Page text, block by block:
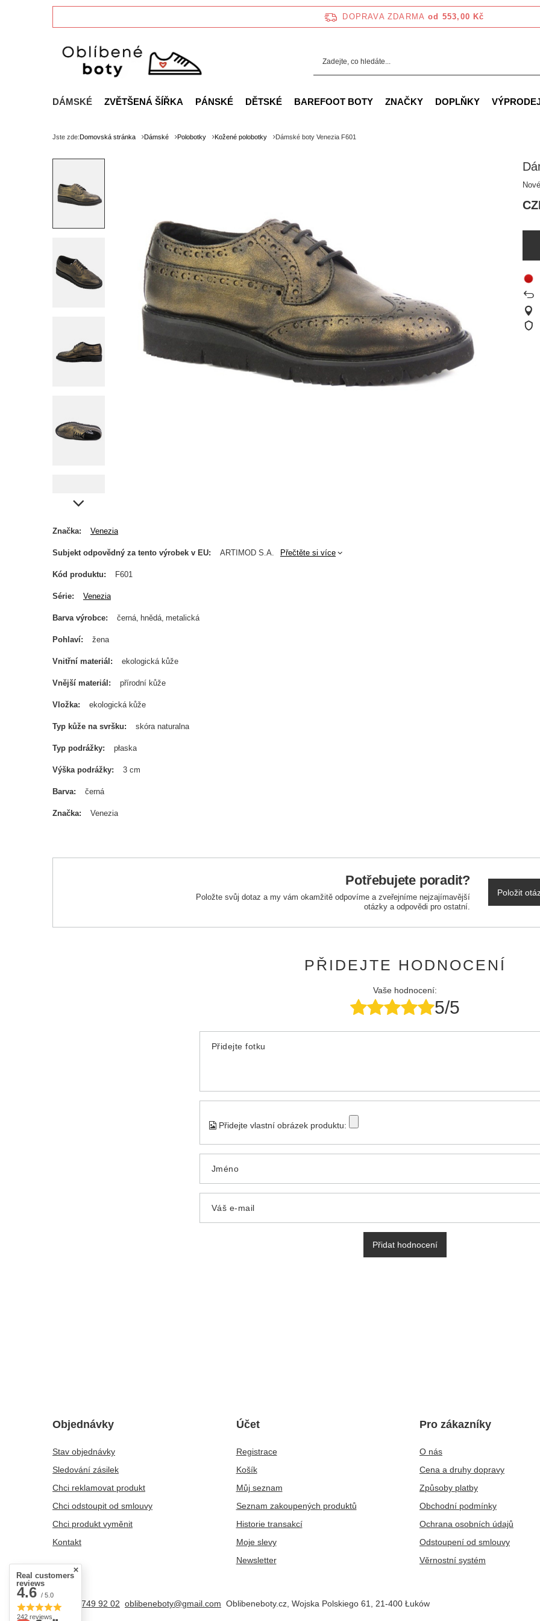
DOPRAVA ZDARMA od 553,00 Kč
DÁMSKÉ ZVĚTŠENÁ ŠÍŘKA PÁNSKÉ DĚTSKÉ BAREFOOT BOTY ZNAČKY DOPLŇKY
Jste zde:Domovská stránka Dámské Polobotky Kožené polobotky Dámské boty Venezia F601
Značka Venezia
Subjekt odpovědný za tento výrobek v EU ARTIMOD S.A. Přečtěte si více
Kód produktu F601
Série Venezia
Barva výrobce černá hnědá metalická
Pohlaví žena
Vnitřní materiál ekologická kůže
Vnější materiál přírodní kůže
Vložka ekologická kůže
Typ kůže na svršku skóra naturalna
Typ podrážky płaska
Výška podrážky 3 cm
Barva černá
Značka Venezia
Potřebujete poradit?
Položte svůj dotaz a my vám okamžitě odpovíme a zveřejníme nejzajímavější
otázky a odpovědi pro ostatní.
Položit
PŘIDEJTE HODNOCENÍ
Vaše hodnocení:
5/5
Přidejte fotku
Přidejte vlastní obrázek produktu:
Jméno
Váš e-mail
Přidat hodnocení
Objednávky
Stav objednávky
Sledování zásilek
Chci reklamovat produkt
Chci odstoupit od smlouvy
Chci produkt vyměnit
Kontakt
Účet
Registrace
Košík
Můj seznam
Seznam zakoupených produktů
Historie transakcí
Moje slevy
Newsletter
Pro zákazníky
O nás
Cena a druhy dopravy
Způsoby platby
Obchodní podmínky
Ochrana osobních údajů
Odstoupení od smlouvy
Věrnostní systém
+48 25 749 92 02 oblibeneboty@gmail.com Oblibeneboty.cz Wojska Polskiego 61 21-400 Łuków
Real customers
reviews
4.6 / 5.0
242 reviews